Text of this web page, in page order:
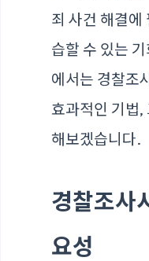
죄 사건 해결에
습할 수 있는
에서는 경찰조
효과적인 기법,
해보겠습니다.
경찰조사
요성